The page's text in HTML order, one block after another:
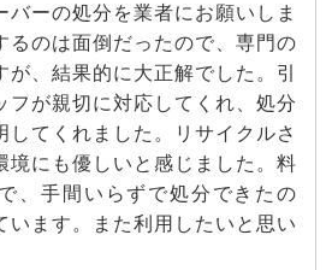
バーの処分を業者にお願いしま
るのは面倒だったので、専門の
、結果的に大正解でした。引
フが親切に対応してくれ、処分
してくれました。リサイクルさ
境にも優しいと感じました。料
、手間いらずで処分できたの
います。また利用したいと思い